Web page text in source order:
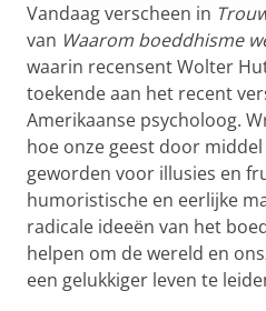
Vandaag verscheen in
van Waarom boeddhisme
waarin recensent Wolter
toekende aan het recent
Amerikaanse psycholoog.
hoe onze geest door
geworden voor illusies en
humoristische en eerlijke
radicale ideeën van het
helpen om de wereld en
een gelukkiger leven te